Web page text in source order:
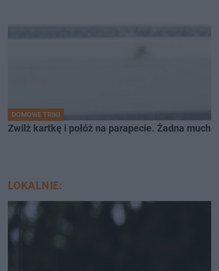
DOMOWE TRIKI
Zwilż kartkę i połóż na parapecie. Żadna
LOKALNIE: